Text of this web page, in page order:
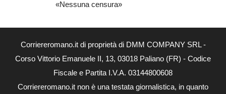
«Nessuna censura»
Corriereromano.it di proprietà di DMM COMPANY SRL -
Corso Vittorio Emanuele II, 13, 03018 Paliano (FR) - Codice
Fiscale e Partita I.V.A. 03144800608
Corriereromano.it non è una testata giornalistica, in quanto